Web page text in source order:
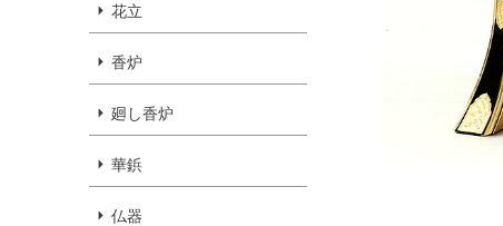
花立
香炉
廻し香炉
華鋲
仏器